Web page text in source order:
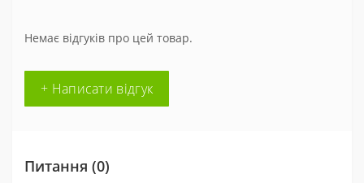
Немає відгуків про цей товар.
+ Написати відгук
Питання (0)